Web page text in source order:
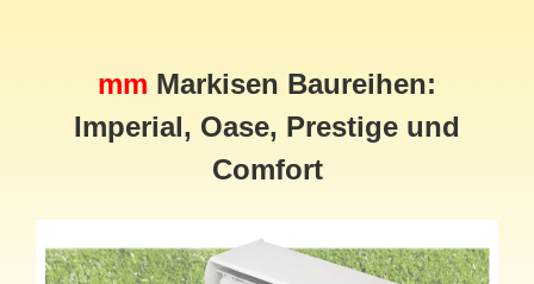
mm Markisen Baureihen:
Imperial, Oase, Prestige und
Comfort